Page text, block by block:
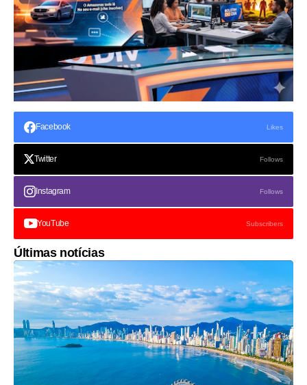
Facebook Likes
Twitter Follows
Instagram Follows
YouTube Subscribers
Últimas notícias